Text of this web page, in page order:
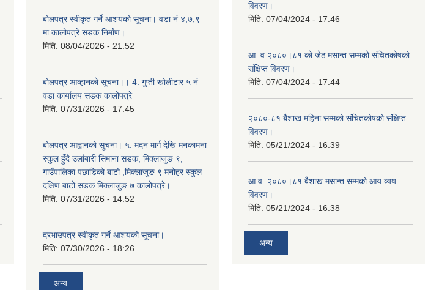
बोलपत्र स्वीकृत गर्ने आशयको सूचना। वडा नं ४,७,९
मा कालोपत्रे सडक निर्माण।
मिति: 08/04/2026 - 21:52
बोलपत्र आव्हानको सूचना।। 4. गुप्ती खोलीटार ५ नं
वडा कार्यालय सडक कालोपत्रे
मिति: 07/31/2026 - 17:45
बोलपत्र आह्वानको सूचना। ५. मदन मार्ग देखि मनकामना
स्कुल हुँदै उर्लाबारी सिमाना सडक, मिक्लाजुङ ९,
गाउँपालिका पछाडिको बाटो ,मिक्लाजुङ ९ मनोहर स्कुल
दक्षिण बाटो सडक मिक्लाजुङ ७ कालोपत्रे।
मिति: 07/31/2026 - 14:52
दरभाउपत्र स्वीकृत गर्ने आशयको सूचना।
मिति: 07/30/2026 - 18:26
अन्य
विवरण।
मिति: 07/04/2024 - 17:46
आ .व २०८०।८१ को जेठ मसान्त सम्मको संचितकोषको
संक्षिप्त विवरण।
मिति: 07/04/2024 - 17:44
२०८०-८१ बैशाख महिना सम्मको संचितकोषको संक्षिप्त
विवरण।
मिति: 05/21/2024 - 16:39
आ.व. २०८०।८१ बैशाख मसान्त सम्मको आय व्यय
विवरण।
मिति: 05/21/2024 - 16:38
अन्य